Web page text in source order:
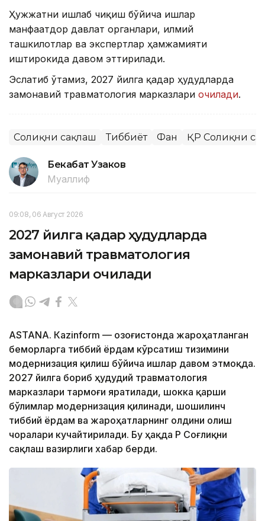
Ҳужжатни ишлаб чиқиш бўйича ишлар
манфаатдор давлат органлари, илмий
ташкилотлар ва экспертлар ҳамжамияти
иштирокида давом эттирилади.
Эслатиб ўтамиз, 2027 йилга қадар ҳудудларда
замонавий травматология марказлари очилади.
Соғлиқни сақлаш Тиббиёт Фан ҚР Соғлиқни
Бекабат Узаков
Муаллиф
09:08, 06 Август 2026
2027 йилга қадар ҳудудларда
замонавий травматология
марказлари очилади
ASTANА. Кazinform — Қозоғистонда жароҳатланган
беморларга тиббий ёрдам кўрсатиш тизимини
модернизация қилиш бўйича ишлар давом этмоқда.
2027 йилга бориб ҳудудий травматология
марказлари тармоғи яратилади, шокка қарши
бўлимлар модернизация қилинади, шошилинч
тиббий ёрдам ва жароҳатларнинг олдини олиш
чоралари кучайтирилади. Бу ҳақда ҚР Соғлиқни
сақлаш вазирлиги хабар берди.